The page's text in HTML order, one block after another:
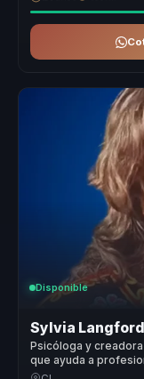
Disponible
Sylvia Langford
Psicóloga y
que ayuda a
autodisciplina,